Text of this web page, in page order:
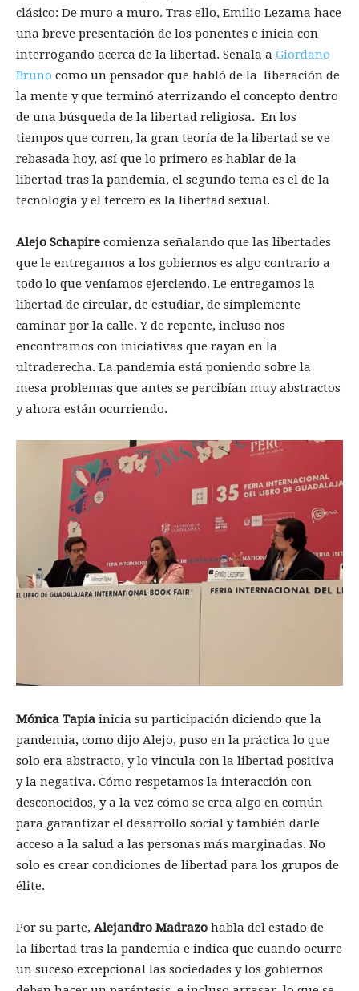
clásico: De muro a muro. Tras ello, Emilio Lezama hace
una breve presentación de los ponentes e inicia con
interrogando acerca de la libertad. Señala a Giordano
Bruno como un pensador que habló de la liberación de
la mente y que terminó aterrizando el concepto dentro
de una búsqueda de la libertad religiosa. En los
tiempos que corren, la gran teoría de la libertad se ve
rebasada hoy, así que lo primero es hablar de la
libertad tras la pandemia, el segundo tema es el de la
tecnología y el tercero es la libertad sexual.
Alejo Schapire comienza señalando que las libertades
que le entregamos a los gobiernos es algo contrario a
todo lo que veníamos ejerciendo. Le entregamos la
libertad de circular, de estudiar, de simplemente
caminar por la calle. Y de repente, incluso nos
encontramos con iniciativas que rayan en la
ultraderecha. La pandemia está poniendo sobre la
mesa problemas que antes se percibían muy abstractos
y ahora están ocurriendo.
Mónica Tapia inicia su participación diciendo que la
pandemia, como dijo Alejo, puso en la práctica lo que
solo era abstracto, y lo vincula con la libertad positiva
y la negativa. Cómo respetamos la interacción con
desconocidos, y a la vez cómo se crea algo en común
para garantizar el desarrollo social y también darle
acceso a la salud a las personas más marginadas. No
solo es crear condiciones de libertad para los grupos de
élite.
Por su parte, Alejandro Madrazo habla del estado de
la libertad tras la pandemia e indica que cuando ocurre
un suceso excepcional las sociedades y los gobiernos